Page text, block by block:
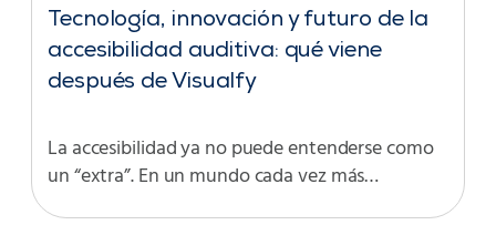
Tecnología, innovación y futuro de la
accesibilidad auditiva: qué viene
después de Visualfy
La accesibilidad ya no puede entenderse como
un “extra”. En un mundo cada vez más…